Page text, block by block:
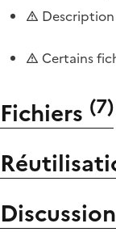
Certains
Fichiers (7)